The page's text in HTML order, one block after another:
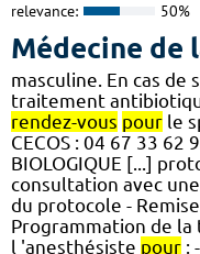
relevance: 50%
Médecine de
masculine. En cas
traitement
rendez-vous pour le
CECOS : 04 67 33 62
BIOLOGIQUE [...]
consultation avec
du protocole -
Programmation de
l 'anesthésiste pour :